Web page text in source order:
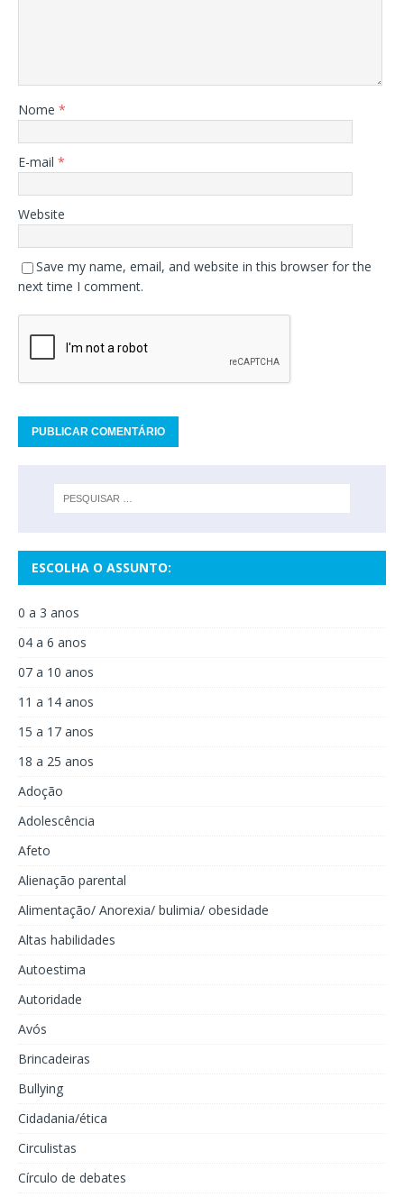
Nome *
E-mail *
Website
Save my name, email, and website in this browser for the
next time I comment.
ESCOLHA O ASSUNTO:
0 a 3 anos
04 a 6 anos
07 a 10 anos
11 a 14 anos
15 a 17 anos
18 a 25 anos
Adoção
Adolescência
Afeto
Alienação parental
Alimentação/ Anorexia/ bulimia/ obesidade
Altas habilidades
Autoestima
Autoridade
Avós
Brincadeiras
Bullying
Cidadania/ética
Circulistas
Círculo de debates